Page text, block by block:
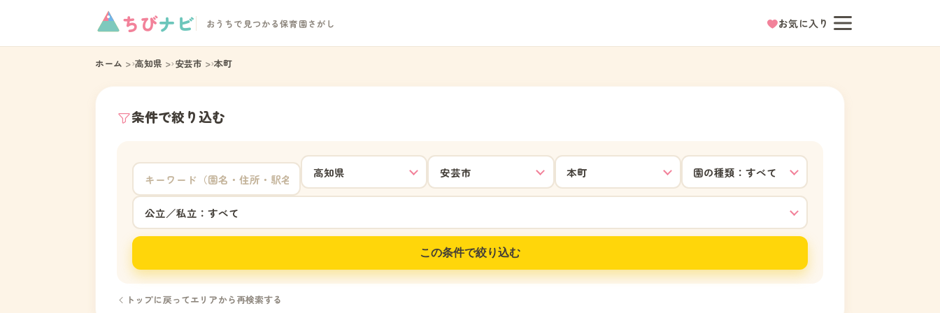
ちびナビ おうちで見つかる保育園さがし お気に入り
ホーム 高知県 安芸市 本町
条件で絞り込む
この条件で絞り込む
トップに戻ってエリアから再検索する